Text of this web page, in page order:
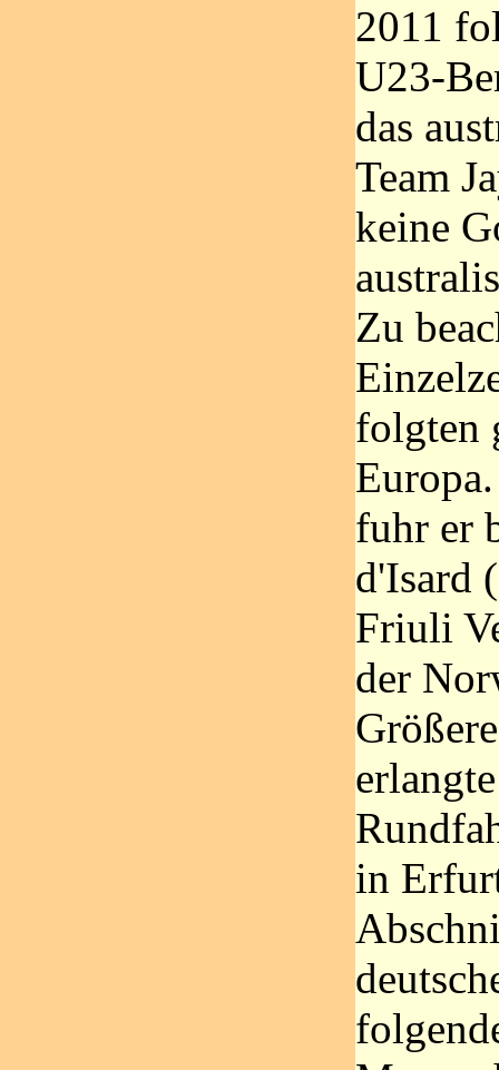
2011
U23-
das
Team
keine
Zu
folgten
fuhr er
d'Isard
Friuli
der
in